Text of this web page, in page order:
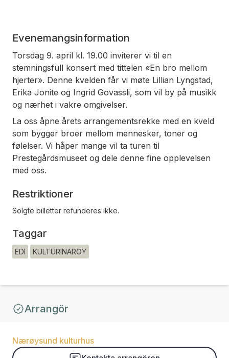
Evenemangsinformation
Torsdag 9. april kl. 19.00 inviterer vi til en
stemningsfull konsert med tittelen «En bro mellom
hjerter». Denne kvelden får vi møte Lillian Lyngstad,
Erika Jonite og Ingrid Govassli, som vil by på musikk
og nærhet i vakre omgivelser.
La oss åpne årets arrangementsrekke med en kveld
som bygger broer mellom mennesker, toner og
følelser. Vi håper mange vil ta turen til
Prestegårdsmuseet og dele denne fine opplevelsen
med oss.
Restriktioner
Solgte billetter refunderes ikke.
Taggar
EDI KULTURINAROY
Arrangör
Nærøysund kulturhus